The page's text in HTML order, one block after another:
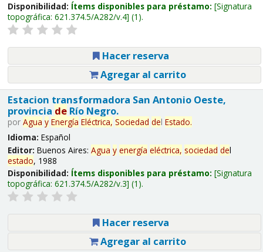
Disponibilidad: Ítems disponibles para préstamo: Signatura
topográfica: 621.374.5/A282/v.4 (1).
Hacer reserva
Agregar al carrito
Estacion transformadora San Antonio Oeste,
provincia deRío Negro.
por Agua y Energía Eléctrica, Sociedad del Estado.
Idioma: Español
Editor: Buenos Aires: Agua y energía eléctrica, sociedad del
estado, 1988
Disponibilidad: Ítems disponibles para préstamo: Signatura
topográfica: 621.374.5/A282/v.3 (1).
Hacer reserva
Agregar al carrito